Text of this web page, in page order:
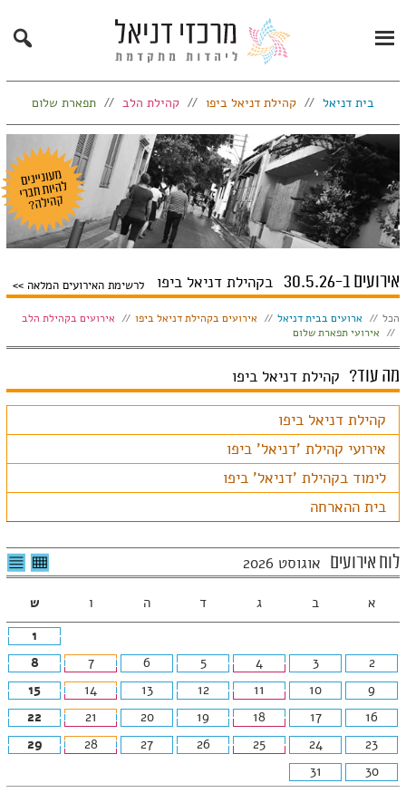
Primary
Menu
Search
בית דניאל קהילת דניאל ביפו קהילת הלב תפארת שלום
אירועים ב-30.5.26 בקהילת דניאל ביפו לרשימת האירועים המלאה
הצג:
הכל ארועים בבית דניאל אירועים בקהילת דניאל ביפו
אירועים בקהילת הלב
אירועי תפארת שלום
מה עוד? קהילת דניאל ביפו
קהילת דניאל ביפו
אירועי קהילת 'דניאל' ביפו
לימוד בקהילת 'דניאל' ביפו
בית ההארחה
לוח אירועים אוגוסט 2026 לצפיה
בטבלה
א ב ג ד ה ו
ש
1
2
3
4
5
6
7
8
9
10
11
12
13
14
15
16
17
18
19
20
21
22
23
24
25
26
27
28
29
30
31